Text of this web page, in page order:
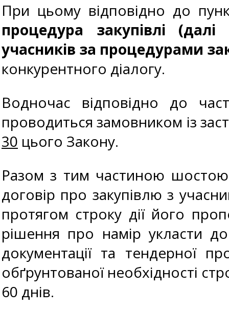
При цьому відповідно до
процедура закупівлі
учасників за процедурами
конкурентного діалогу.
Водночас відповідно до
проводиться замовником із
30 цього Закону.
Разом з тим частиною шостою
договір про закупівлю з
протягом строку дії його
рішення про намір укласти
документації та тендерної
обґрунтованої необхідності
60 днів.